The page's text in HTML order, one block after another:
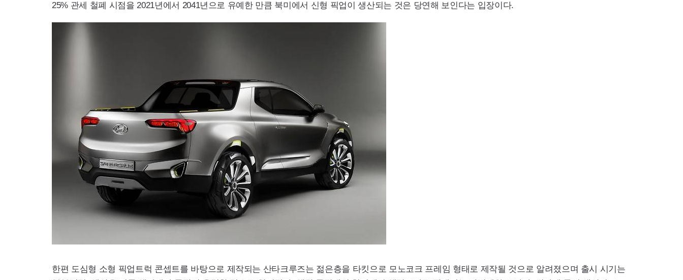
25% 관세 철폐 시점을 2021년에서 2041년으로 유예한 만큼 북미에서 신형 픽업이 생산되는 것은 당연해 보인다는 입장이다.
한편 도심형 소형 픽업트럭 콘셉트를 바탕으로 제작되는 산타크루즈는 젊은층을 타킷으로 모노코크 프레임 형태로 제작될 것으로 알려졌으며 출시 시기는